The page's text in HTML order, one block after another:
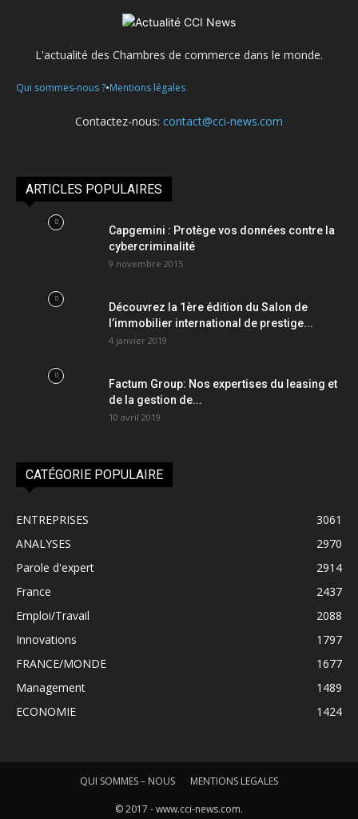
L'actualité des Chambres de commerce dans le monde.
Qui sommes-nous ?•Mentions légales
Contactez-nous: contact@cci-news.com
ARTICLES POPULAIRES
Capgemini : Protège vos données contre la
cybercriminalité
9 novembre 2015
Découvrez la 1ère édition du Salon de
l’immobilier international de prestige...
4 janvier 2019
Factum Group: Nos expertises du leasing et
de la gestion de...
10 avril 2019
CATÉGORIE POPULAIRE
ENTREPRISES
3061
ANALYSES
2970
Parole d'expert
2914
France
2437
Emploi/Travail
2088
Innovations
1797
FRANCE/MONDE
1677
Management
1489
ECONOMIE
1424
QUI SOMMES – NOUS MENTIONS LEGALES
© 2017 - www.cci-news.com.